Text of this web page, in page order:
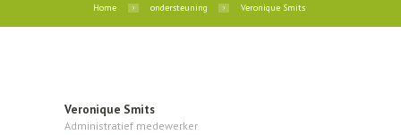
Home ondersteuning Veronique Smits
Veronique Smits
Administratief medewerker